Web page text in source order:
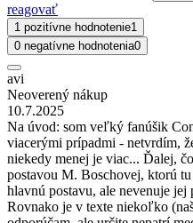
reagovať
1 pozitívne hodnotenie1
0 negatívne hodnotenia0
avi
Neoverený nákup
10.7.2025
Na úvod: som veľký fanúšik
viacerými prípadmi - netvrdím,
niekedy menej je viac... Ďalej,
postavou M. Boschovej, ktorú
hlavnú postavu, ale nevenuje
Rovnako je v texte niekoľko